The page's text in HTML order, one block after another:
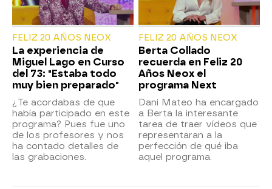
FELIZ 20 AÑOS NEOX
La experiencia de
Miguel Lago en Curso
del 73: "Estaba todo
muy bien preparado"
¿Te acordabas de que
había participado en este
programa? Pues fue uno
de los profesores y nos
ha contado detalles de
las grabaciones.
FELIZ 20 AÑOS NEOX
Berta Collado
recuerda en Feliz 20
Años Neox el
programa Next
Dani Mateo ha encargado
a Berta la interesante
tarea de traer vídeos que
representaran a la
perfección de qué iba
aquel programa.